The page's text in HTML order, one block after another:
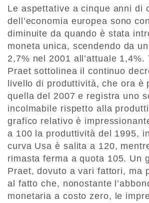
Le aspettative a cinque anni di
dell’economia europea sono
diminuite da quando è stata
moneta unica, scendendo da
2,7% nel 2001 all’attuale 1,4%.
Praet sottolinea il continuo
livello di produttività, che ora è
quella del 2007 e registra uno
incolmabile rispetto alla
grafico relativo è
a 100 la produttività del 1995,
curva Usa è salita a 120,
rimasta ferma a quota 105. Un
Praet, dovuto a vari fattori, ma
al fatto che, nonostante
monetaria a costo zero, le